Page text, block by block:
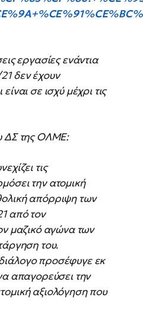
εργασίες ενάντια
δεν έχουν
σε ισχύ μέχρι τις
ΔΣ της ΟΛΜΕ:
τις
την ατομική
απόρριψη των
από τον
μαζικό αγώνα των
του.
προσέφυγε εκ
απαγορεύσει την
αξιολόγηση που